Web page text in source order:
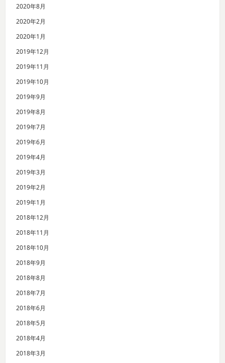
2020年8月
2020年2月
2020年1月
2019年12月
2019年11月
2019年10月
2019年9月
2019年8月
2019年7月
2019年6月
2019年4月
2019年3月
2019年2月
2019年1月
2018年12月
2018年11月
2018年10月
2018年9月
2018年8月
2018年7月
2018年6月
2018年5月
2018年4月
2018年3月